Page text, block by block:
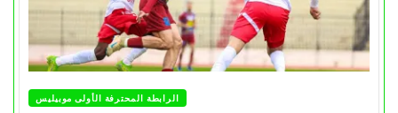
الرابطة المحترفة الأولى موبيليس